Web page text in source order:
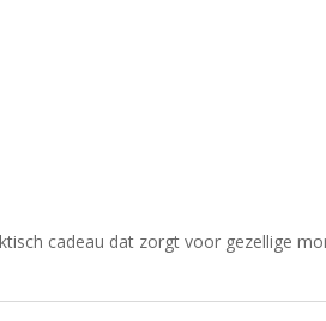
cadeau dat zorgt voor gezellige